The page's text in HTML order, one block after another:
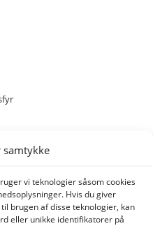
vi teknologier såsom cookies
Hvis du giver
til brugen af ​​disse teknologier, kan
eller unikke identifikatorer på